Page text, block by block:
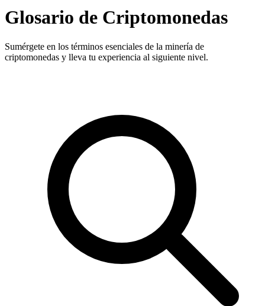
Glosario de Criptomonedas
Sumérgete en los términos esenciales de la minería de
criptomonedas y lleva tu experiencia al siguiente nivel.